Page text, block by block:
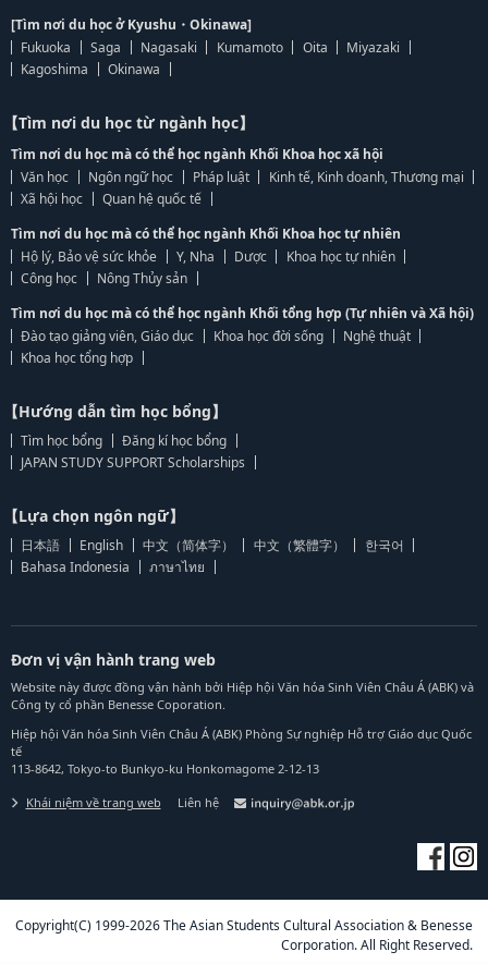
[Tìm nơi du học ở Kyushu・Okinawa]
Fukuoka
Saga Nagasaki Kumamoto Oita
Miyazaki
Kagoshima
Okinawa
【Tìm nơi du học từ ngành học】
Tìm nơi du học mà có thể học ngành Khối Khoa học xã hội
Văn học
Ngôn ngữ học Pháp luật
Kinh tế, Kinh doanh, Thương mại
Xã hội học
Quan hệ quốc tế
Tìm nơi du học mà có thể học ngành Khối Khoa học tự nhiên
Hộ lý, Bảo vệ sức khỏe
Y, Nha Dược
Khoa học tự nhiên
Công học
Nông Thủy sản
Tìm nơi du học mà có thể học ngành Khối tổng hợp (Tự nhiên và Xã hội)
Đào tạo giảng viên, Giáo dục
Khoa học đời sống
Nghệ thuật
Khoa học tổng hợp
【Hướng dẫn tìm học bổng】
Tìm học bổng
Đăng kí học bổng
JAPAN STUDY SUPPORT Scholarships
【Lựa chọn ngôn ngữ】
日本語 English 中文（简体字） 中文（繁體字）
한국어
Bahasa Indonesia
ภาษาไทย
Đơn vị vận hành trang web
Website này được đồng vận hành bởi Hiệp hội Văn hóa Sinh Viên Châu Á (ABK) và
Công ty cổ phần Benesse Coporation.
Hiệp hội Văn hóa Sinh Viên Châu Á (ABK) Phòng Sự nghiệp Hỗ trợ Giáo dục Quốc
tế
113-8642, Tokyo-to Bunkyo-ku Honkomagome 2-12-13
Khái niệm về trang web Liên hệ
Copyright(C) 1999-2026 The Asian Students Cultural Association & Benesse
Corporation. All Right Reserved.